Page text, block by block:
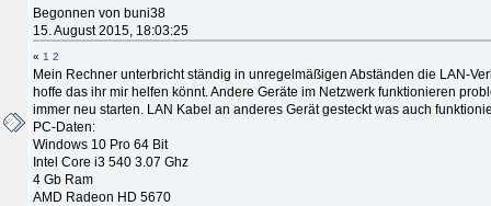
Begonnen von buni38
15. August 2015, 18:03:25
« 1 2
Mein Rechner unterbricht ständig in unregelmäßigen Abständen die LAN-
hoffe das ihr mir helfen könnt. Andere Geräte im Netzwerk funktionieren
immer neu starten. LAN Kabel an anderes Gerät gesteckt was auch
PC-Daten:
Windows 10 Pro 64 Bit
Intel Core i3 540 3.07 Ghz
4 Gb Ram
AMD Radeon HD 5670